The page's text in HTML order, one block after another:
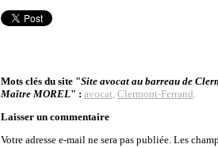
Mots clés du site "Site avocat au barreau de
Maître MOREL" : avocat, Clermont-Ferrand.
Laisser un commentaire
Votre adresse e-mail ne sera pas publiée. Les